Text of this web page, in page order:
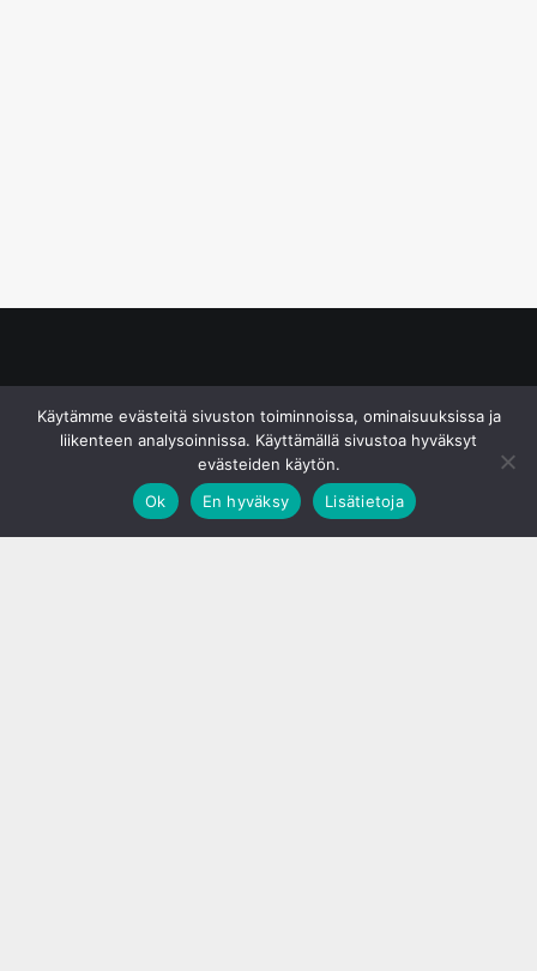
Käytämme evästeitä sivuston toiminnoissa, ominaisuuksissa ja
liikenteen analysoinnissa. Käyttämällä sivustoa hyväksyt
evästeiden käytön.
Ok
En hyväksy Lisätietoja